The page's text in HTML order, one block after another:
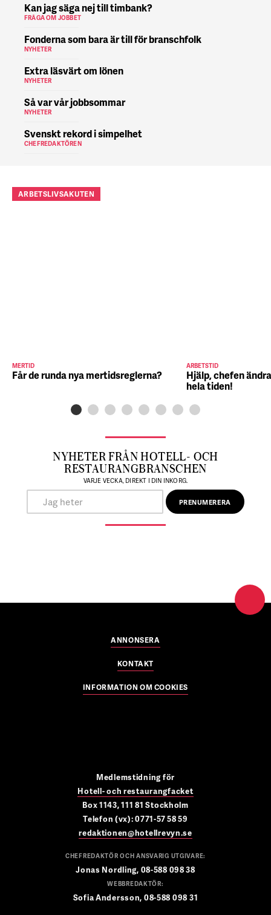
Kan jag säga nej till timbank?
FRÅGA OM JOBBET
Fonderna som bara är till för branschfolk
NYHETER
Extra läsvärt om lönen
NYHETER
Så var vår jobbsommar
NYHETER
Svenskt rekord i simpelhet
CHEFREDAKTÖREN
ARBETSLIVSAKUTEN
MERTID
Får de runda nya mertidsreglerna?
ARBETSTID
Hjälp, chefen
hela tiden!
NYHETER FRÅN HOTELL- OCH
RESTAURANGBRANSCHEN
VARJE VECKA, DIREKT I DIN INKORG.
ANNONSERA
KONTAKT
INFORMATION OM COOKIES
Medlemstidning för
Hotell- och restaurangfacket
Box 1143, 111 81 Stockholm
Telefon (vx): 0771-57 58 59
redaktionen@hotellrevyn.se
CHEFREDAKTÖR OCH ANSVARIG UTGIVARE:
Jonas Nordling, 08-588 098 38
WEBBREDAKTÖR:
Sofia Andersson, 08-588 098 31